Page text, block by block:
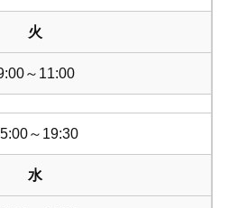
火
～11:00
～19:30
水